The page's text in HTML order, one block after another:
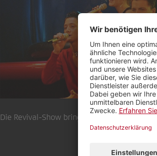
Die Revival-Show bringt die grössten Stars